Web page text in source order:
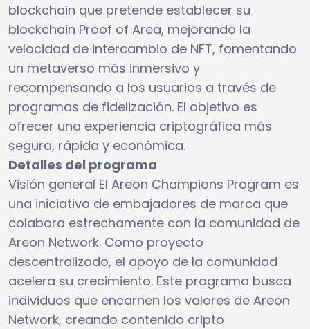
blockchain que pretende establecer su
blockchain Proof of Area, mejorando la
velocidad de intercambio de NFT, fomentando
un metaverso más inmersivo y
recompensando a los usuarios a través de
programas de fidelización. El objetivo es
ofrecer una experiencia criptográfica más
segura, rápida y económica.
Detalles del programa
Visión general El Areon Champions Program es
una iniciativa de embajadores de marca que
colabora estrechamente con la comunidad de
Areon Network. Como proyecto
descentralizado, el apoyo de la comunidad
acelera su crecimiento. Este programa busca
individuos que encarnen los valores de Areon
Network, creando contenido cripto